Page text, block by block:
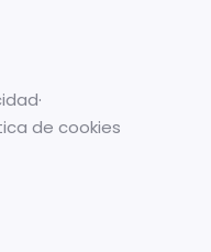
·
de cookies